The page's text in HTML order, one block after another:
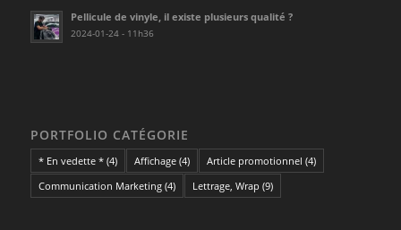
Pellicule de vinyle, il existe plusieurs qualité ?
2024-01-24 - 11h36
PORTFOLIO CATÉGORIE
* En vedette *(4) Affichage(4) Article promotionnel (4)
Communication Marketing(4) Lettrage, Wrap (9)